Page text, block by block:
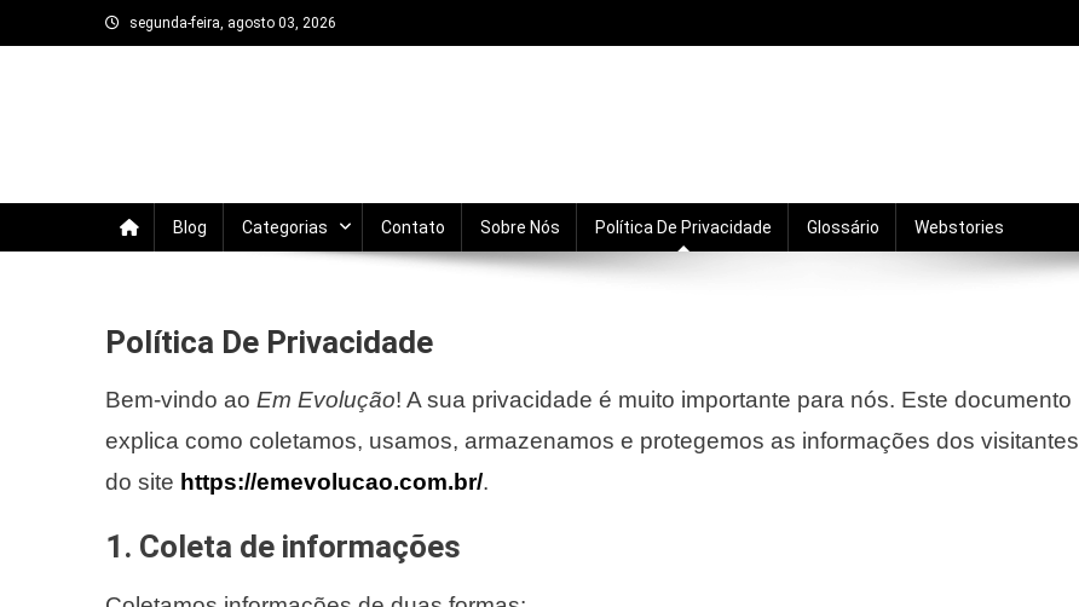
to
segunda-feira, agosto 03, 2026
evoluir todos os dias.
Blog Categorias Contato Sobre Nós Política De Privacidade Glossário Webstories
Política De Privacidade
Bem-vindo ao Em Evolução! A sua privacidade é muito importante para nós. Este documento
explica como coletamos, usamos, armazenamos e protegemos as informações dos visitantes
do site https://emevolucao.com.br/.
1. Coleta de informações